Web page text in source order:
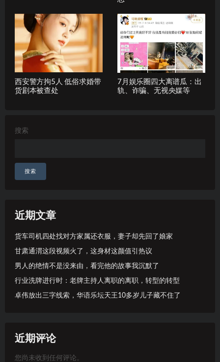
西安警方拘5人 低俗求婚带
货剧本被查处
7月娱乐圈四大离谱瓜：出
轨、诈骗、无视央媒等
搜索
搜索
近期文章
货车司机四处找对方家属还衣服，妻子却先回了娘家
甘肃通渭这段视频火了，这身材这颜值引热议
男人的绝情不是没来由，看完他的故事我沉默了
行业洗牌进行时：老牌主持人离职的离职，转型的转型
卓伟放出三字线索，华语乐坛天王10多岁儿子藏不住了
近期评论
您尚未收到任何评论。